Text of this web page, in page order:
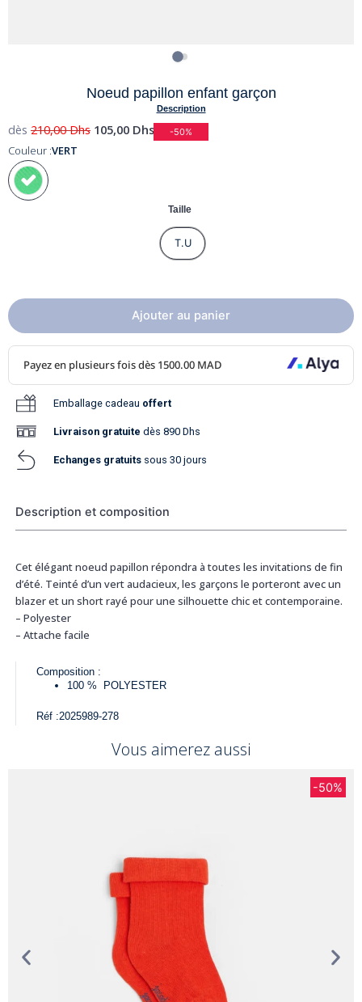
Noeud papillon enfant garçon
Description
dès 210,00Dhs 105,00 Dhs -50%
Couleur :VERT
Taille
T.U
Ajouter au panier
Emballage cadeau offert
Livraison gratuite dès 890 Dhs
Echanges gratuits sous 30 jours
Description et composition
Cet élégant noeud papillon répondra à toutes les invitations de fin
d’été. Teinté d’un vert audacieux, les garçons le porteront avec un
blazer et un short rayé pour une silhouette chic et contemporaine.
– Polyester
– Attache facile
Composition :
100 %
POLYESTER
Réf :2025989-278
Vous aimerez aussi
-50%